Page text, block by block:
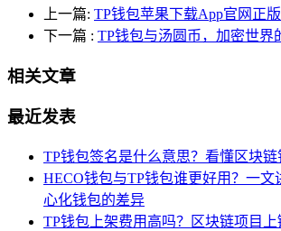
上一篇: TP钱包苹果下载App官网正
下一篇 : TP钱包与汤圆币，加密世界
相关文章
最近发表
TP钱包签名是什么意思？看懂区块
HECO钱包与TP钱包谁更好用？一文
心化钱包的差异
TP钱包上架费用高吗？区块链项目